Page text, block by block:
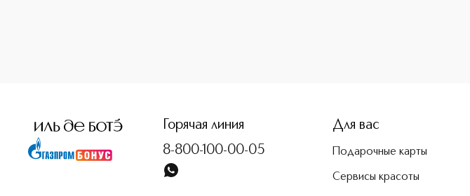
Горячая линия
8-800-100-00-05
Для вас
Подарочные карты
Сервисы красоты